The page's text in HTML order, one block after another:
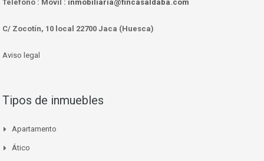
Teléfono : Móvil : inmobiliaria@fincasaldaba.com
C/ Zocotín, 10 local 22700 Jaca (Huesca)
Aviso legal
Tipos de inmuebles
Apartamento
Ático